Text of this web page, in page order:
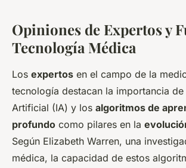
Opiniones de Expertos y
Tecnología Médica
Los expertos en el campo de la
tecnología destacan la importancia de
Artificial (IA) y los algoritmos de
profundo como pilares en la
Según Elizabeth Warren, una
médica, la capacidad de estos